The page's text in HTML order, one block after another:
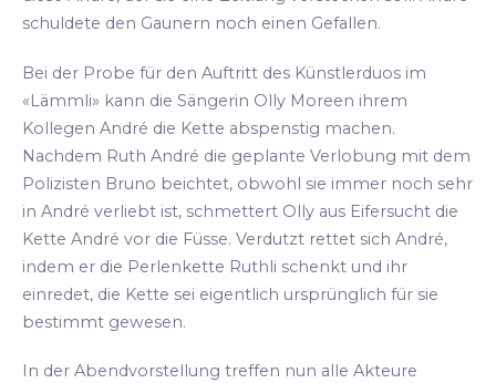
schuldete den Gaunern noch einen Gefallen.
Bei der Probe für den Auftritt des Künstlerduos im
«Lämmli» kann die Sängerin Olly Moreen ihrem
Kollegen André die Kette abspenstig machen.
Nachdem Ruth André die geplante Verlobung mit dem
Polizisten Bruno beichtet, obwohl sie immer noch sehr
in André verliebt ist, schmettert Olly aus Eifersucht die
Kette André vor die Füsse. Verdutzt rettet sich André,
indem er die Perlenkette Ruthli schenkt und ihr
einredet, die Kette sei eigentlich ursprünglich für sie
bestimmt gewesen.
In der Abendvorstellung treffen nun alle Akteure